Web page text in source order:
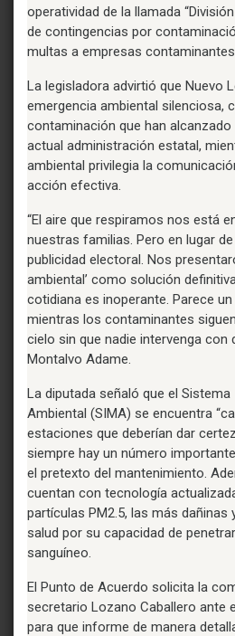
operatividad de la llamada
de contingencias por
multas a empresas
La legisladora advirtió que Nuevo
emergencia ambiental silenciosa,
contaminación que han
actual administración estatal,
ambiental privilegia la
acción efectiva.
“El aire que respiramos nos está
nuestras familias. Pero en lugar
publicidad electoral. Nos
ambiental’ como solución
cotidiana es inoperante. Parece
mientras los contaminantes
cielo sin que nadie intervenga con
Montalvo Adame.
La diputada señaló que el
Ambiental (SIMA) se encuentra
estaciones que deberían dar
siempre hay un número
el pretexto del mantenimiento.
cuentan con tecnología
partículas PM2.5, las más dañinas
salud por su capacidad de
sanguíneo.
El Punto de Acuerdo solicita la
secretario Lozano Caballero ante
para que informe de manera